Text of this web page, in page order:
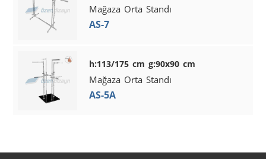
Mağaza Orta Standı
AS-7
h:113/175 cm g:90x90 cm
Mağaza Orta Standı
AS-5A